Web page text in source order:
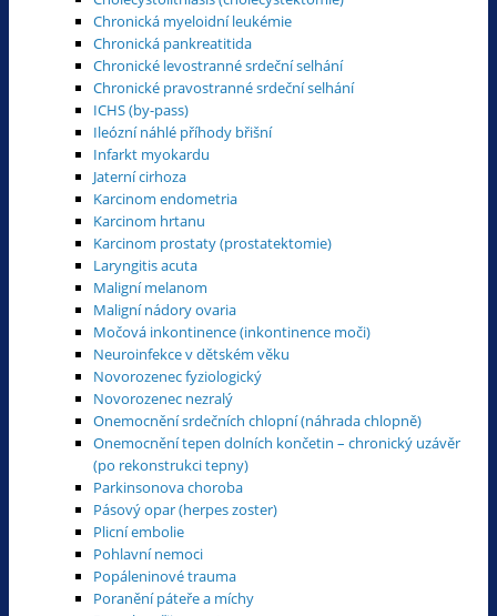
Chronická myeloidní leukémie
Chronická pankreatitida
Chronické levostranné srdeční selhání
Chronické pravostranné srdeční selhání
ICHS (by-pass)
Ileózní náhlé příhody břišní
Infarkt myokardu
Jaterní cirhoza
Karcinom endometria
Karcinom hrtanu
Karcinom prostaty (prostatektomie)
Laryngitis acuta
Maligní melanom
Maligní nádory ovaria
Močová inkontinence (inkontinence moči)
Neuroinfekce v dětském věku
Novorozenec fyziologický
Novorozenec nezralý
Onemocnění srdečních chlopní (náhrada chlopně)
Onemocnění tepen dolních končetin – chronický uzávěr
(po rekonstrukci tepny)
Parkinsonova choroba
Pásový opar (herpes zoster)
Plicní embolie
Pohlavní nemoci
Popáleninové trauma
Poranění páteře a míchy